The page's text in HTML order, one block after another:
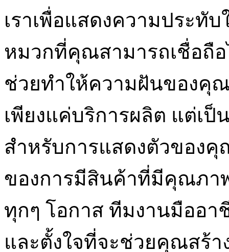
เราเพื่อแสดงความประทั
หมวกที่คุณสามารถเชื่อถื
ช่วยทำให้ความฝันของคุ
เพียงแค่บริการผลิต แต่เ
สำหรับการแสดงตัวของคุ
ของการมีสินค้าที่มีคุณภา
ทุกๆ โอกาส ทีมงานมืออา
และตั้งใจที่จะช่วยคุณสร้